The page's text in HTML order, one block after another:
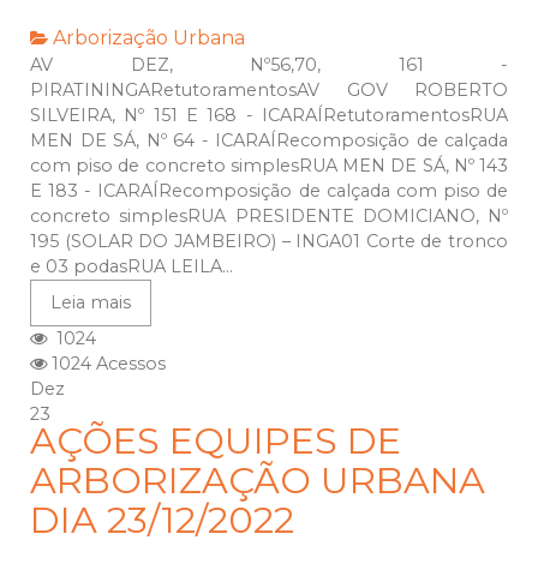
Arborização Urbana
AV DEZ, Nº56,70, 161 -
PIRATININGARetutoramentosAV GOV ROBERTO
SILVEIRA, Nº 151 E 168 - ICARAÍRetutoramentosRUA
MEN DE SÁ, Nº 64 - ICARAÍRecomposição de calçada
com piso de concreto simplesRUA MEN DE SÁ, Nº 143
E 183 - ICARAÍRecomposição de calçada com piso de
concreto simplesRUA PRESIDENTE DOMICIANO, Nº
195 (SOLAR DO JAMBEIRO) – INGA01 Corte de tronco
e 03 podasRUA LEILA...
Leia mais
1024
1024 Acessos
Dez
23
AÇÕES EQUIPES DE
ARBORIZAÇÃO URBANA
DIA 23/12/2022